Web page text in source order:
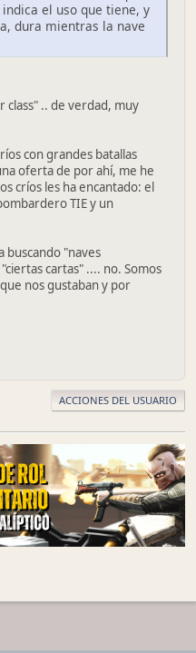
el uso que tiene, y
dura mientras la nave
class" .. de verdad, muy
con grandes batallas
oferta de por ahí, me he
críos les ha encantado: el
TIE y un
buscando "naves
cartas" .... no. Somos
nos gustaban y por
ACCIONES DEL USUARIO